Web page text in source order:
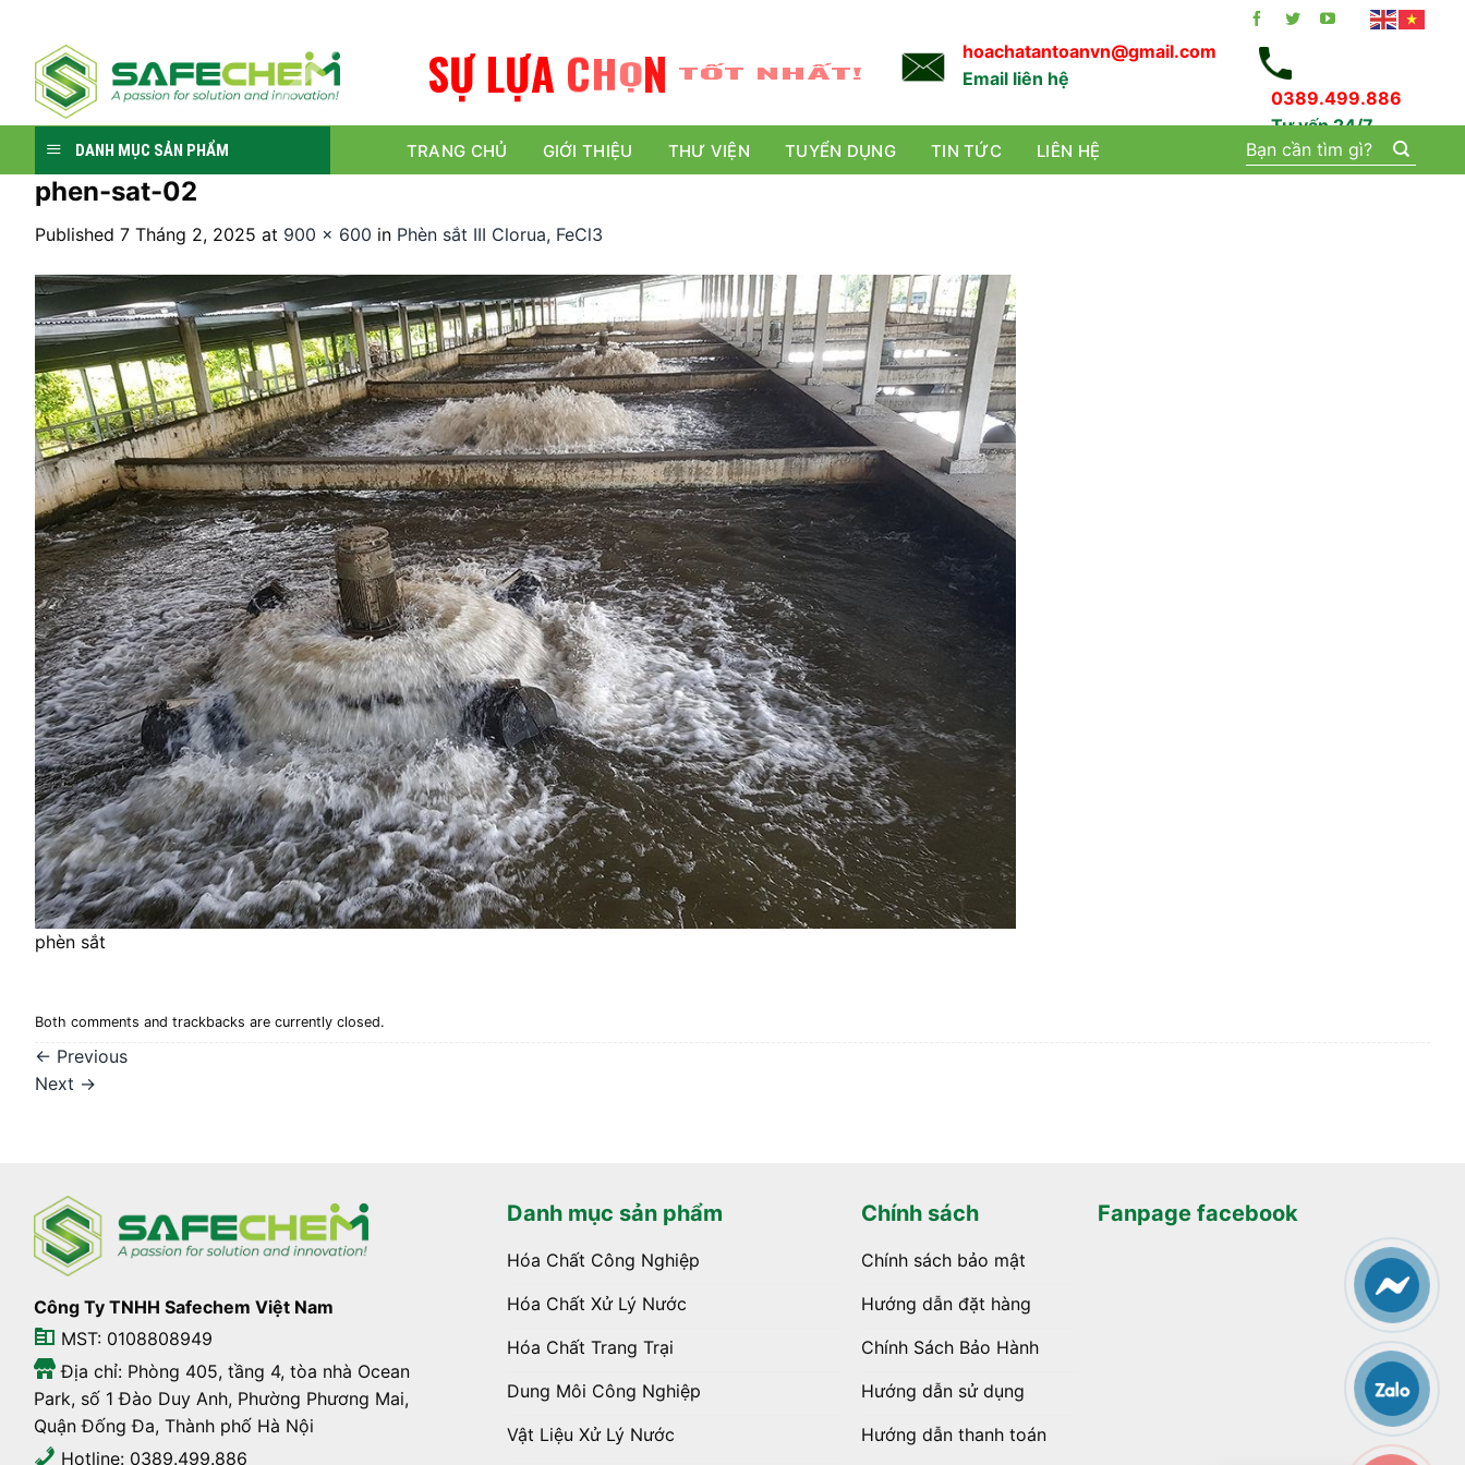
content
SỰ LỰA CHỌN TỐT NHẤT!
hoachatantoanvn@gmail.com
Email liên hệ
0389.499.886
Tư vấn 24/7
DANH MỤC SẢN PHẨM TRANG CHỦ GIỚI THIỆU THƯ VIỆN TUYỂN DỤNG TIN TỨC LIÊN HỆ
Tìm
kiếm:
phen-sat-02
Published 7 Tháng 2, 2025 at 900 × 600 in Phèn sắt III Clorua, FeCl3
phèn sắt
Both comments and trackbacks are currently closed.
← Previous
Next →
Công Ty TNHH Safechem Việt Nam
MST: 0108808949
Địa chỉ: Phòng 405, tầng 4, tòa nhà Ocean
Park, số 1 Đào Duy Anh, Phường Phương Mai,
Quận Đống Đa, Thành phố Hà Nội
Hotline: 0389.499.886
Danh mục sản phẩm
Hóa Chất Công Nghiệp
Hóa Chất Xử Lý Nước
Hóa Chất Trang Trại
Dung Môi Công Nghiệp
Vật Liệu Xử Lý Nước
Chính sách
Chính sách bảo mật
Hướng dẫn đặt hàng
Chính Sách Bảo Hành
Hướng dẫn sử dụng
Hướng dẫn thanh toán
Fanpage facebook